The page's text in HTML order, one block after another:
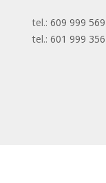
tel.: 609 999 569
tel.: 601 999 356